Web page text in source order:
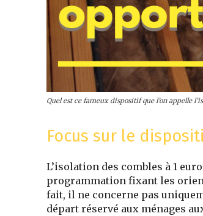
Quel est ce fameux dispositif que l’on appelle
Focus sur le
L’isolation des combles à 1
programmation fixant les
fait, il ne concerne pas
départ réservé aux ménages